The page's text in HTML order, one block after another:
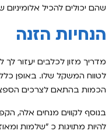
שהם יכולים להכיל אלומיניום
הנחיות הזנה
מדריך מזון לכלבים יעזור
לטווח המשקל שלו. באופן
הכמות בהתאם לצרכים
בנוסף לקווים מנחים אלה,
להיות מתויגות כ ”שלמות